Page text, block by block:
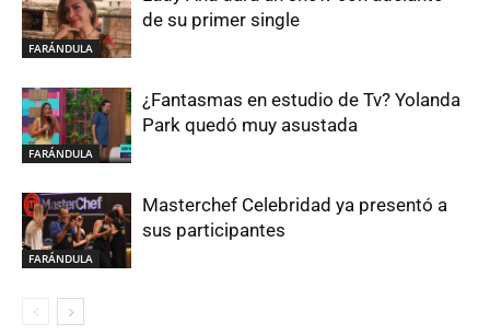
FARÁNDULA
de su primer single
FARÁNDULA
¿Fantasmas en estudio de Tv? Yolanda
Park quedó muy asustada
FARÁNDULA
Masterchef Celebridad ya presentó a
sus participantes